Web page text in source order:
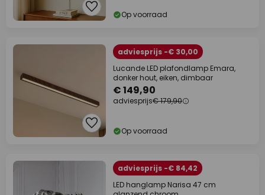
Op voorraad
adviesprijs -€ 30,00
Lucande LED plafondlamp Emara,
donker hout, eiken, dimbaar
€ 149,90
adviesprijs€ 179,90
Op voorraad
adviesprijs -€ 84,42
LED hanglamp Narisa 47 cm